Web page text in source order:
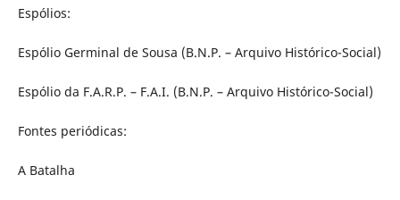
Espólios:
Espólio Germinal de Sousa (B.N.P. – Arquivo Histórico-Social)
Espólio da F.A.R.P. – F.A.I. (B.N.P. – Arquivo Histórico-Social)
Fontes periódicas:
A Batalha